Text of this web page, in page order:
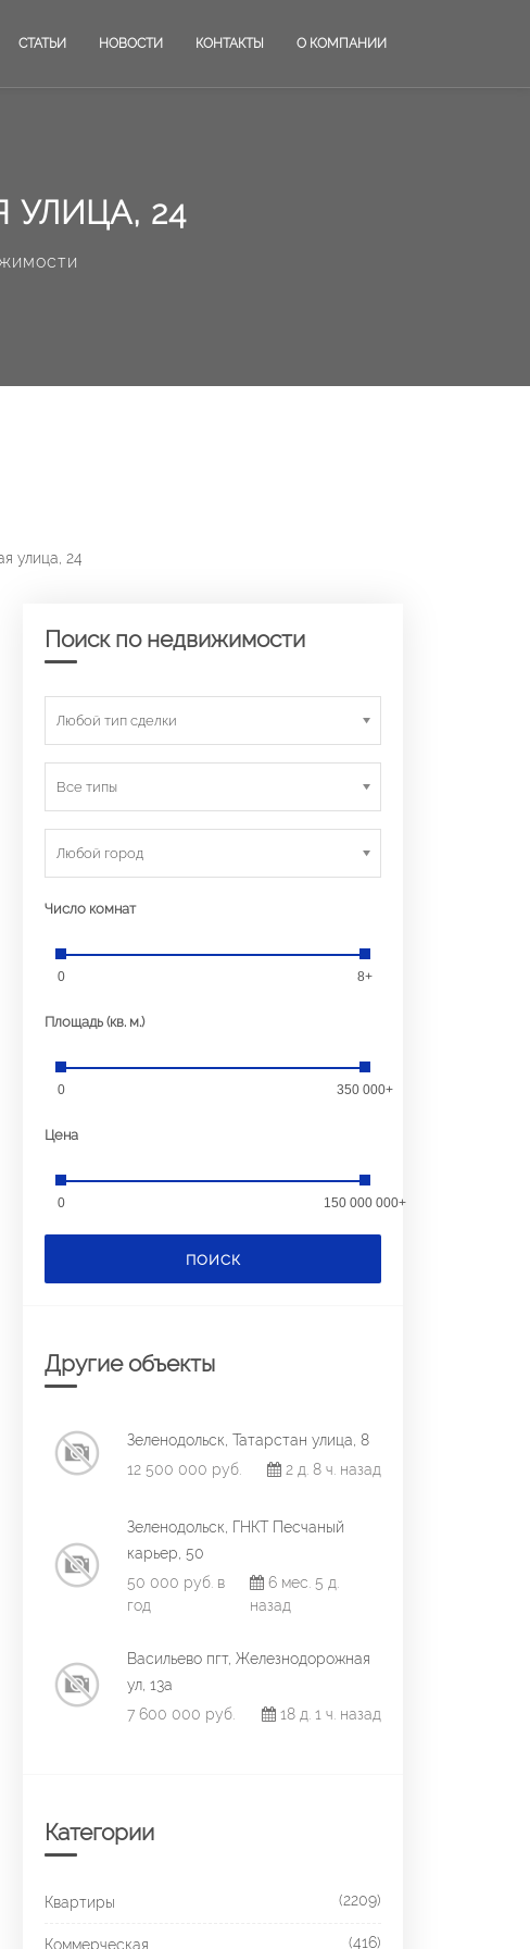
СТАТЬИ НОВОСТИ КОНТАКТЫ О КОМПАНИИ
24
улица, 24
Поиск по недвижимости
Любой тип сделки
Все типы
Любой город
Число комнат
0 8+
Площадь (кв. м.)
0 350 000+
Цена
0 150 000 000+
ПОИСК
Другие объекты
Зеленодольск, Татарстан улица, 8
12 500 000 руб.
2 д. 8 ч. назад
Зеленодольск, ГНКТ Песчаный
карьер, 50
50 000 руб. в
год
6 мес. 5 д.
назад
Васильево пгт, Железнодорожная
ул, 13а
7 600 000 руб.
18 д. 1 ч. назад
Категории
Квартиры (2209)
Коммерческая (416)